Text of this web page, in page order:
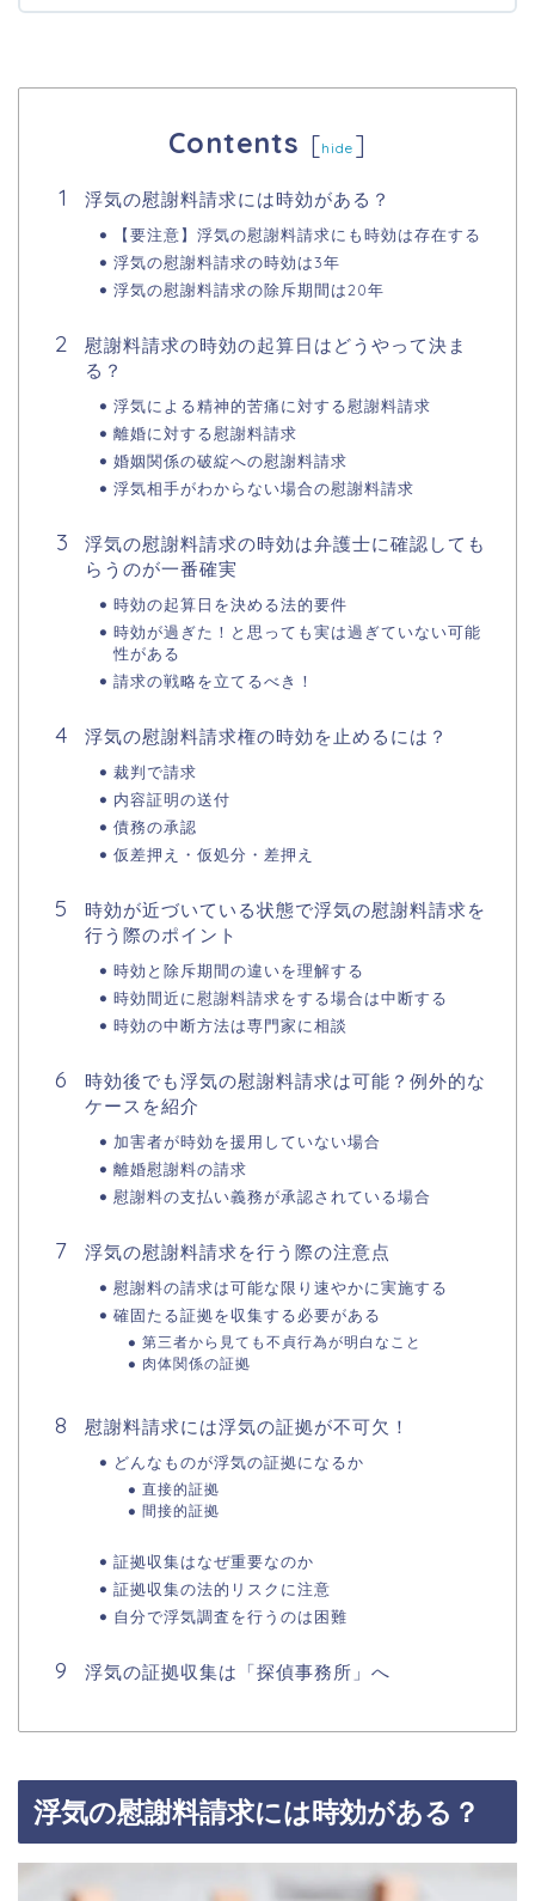
Contents [hide ]
浮気の慰謝料請求には時効がある？
【要注意】浮気の慰謝料請求にも時効は存在する
浮気の慰謝料請求の時効は3年
浮気の慰謝料請求の除斥期間は20年
慰謝料請求の時効の起算日はどうやって決ま
る？
浮気による精神的苦痛に対する慰謝料請求
離婚に対する慰謝料請求
婚姻関係の破綻への慰謝料請求
浮気相手がわからない場合の慰謝料請求
浮気の慰謝料請求の時効は弁護士に確認しても
らうのが一番確実
時効の起算日を決める法的要件
時効が過ぎた！と思っても実は過ぎていない可能
性がある
請求の戦略を立てるべき！
浮気の慰謝料請求権の時効を止めるには？
裁判で請求
内容証明の送付
債務の承認
仮差押え・仮処分・差押え
時効が近づいている状態で浮気の慰謝料請求を
行う際のポイント
時効と除斥期間の違いを理解する
時効間近に慰謝料請求をする場合は中断する
時効の中断方法は専門家に相談
時効後でも浮気の慰謝料請求は可能？例外的な
ケースを紹介
加害者が時効を援用していない場合
離婚慰謝料の請求
慰謝料の支払い義務が承認されている場合
浮気の慰謝料請求を行う際の注意点
慰謝料の請求は可能な限り速やかに実施する
確固たる証拠を収集する必要がある
第三者から見ても不貞行為が明白なこと
肉体関係の証拠
慰謝料請求には浮気の証拠が不可欠！
どんなものが浮気の証拠になるか
直接的証拠
間接的証拠
証拠収集はなぜ重要なのか
証拠収集の法的リスクに注意
自分で浮気調査を行うのは困難
浮気の証拠収集は「探偵事務所」へ
浮気の慰謝料請求には時効がある？